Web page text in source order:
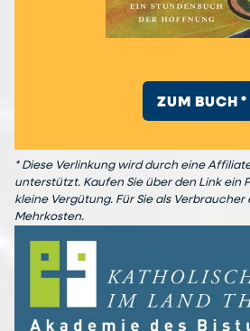
ZUM BUCH *
* Diese Verlinkung wird durch eine
unterstützt. Kaufen Sie über den Link ein
kleine Vergütung. Für Sie als
Mehrkosten.